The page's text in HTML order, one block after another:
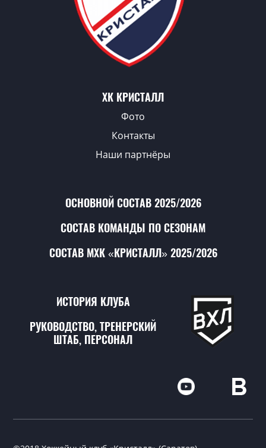
ХК КРИСТАЛЛ
Фото
Контакты
Наши партнёры
ОСНОВНОЙ СОСТАВ 2025/2026
СОСТАВ КОМАНДЫ ПО СЕЗОНАМ
СОСТАВ МХК «КРИСТАЛЛ» 2025/2026
ИСТОРИЯ КЛУБА
РУКОВОДСТВО, ТРЕНЕРСКИЙ
ШТАБ, ПЕРСОНАЛ